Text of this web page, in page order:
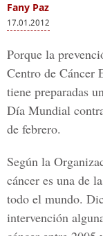
Fany Paz
17.01.2012
Porque la
Centro de Cáncer
tiene preparadas
Día Mundial
de febrero.
Según la
cáncer es una de
todo el mundo.
intervención